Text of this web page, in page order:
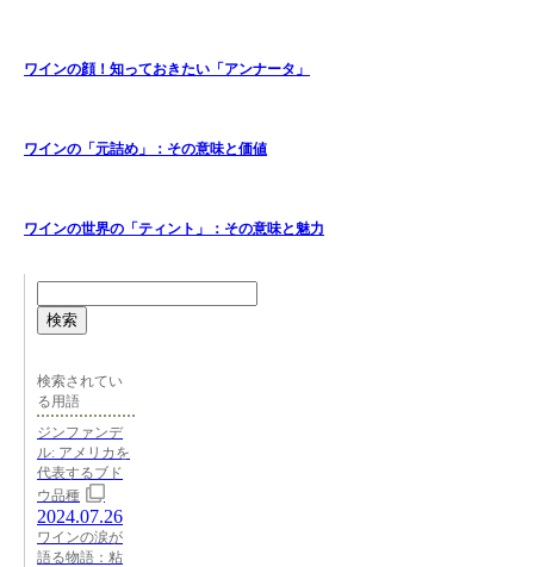
ワインの顔！知っておきたい「アンナータ」
ワインの「元詰め」：その意味と価値
ワインの世界の「ティント」：その意味と魅力
検索
検索されてい
る用語
ジンファンデ
ル: アメリカを
代表するブド
ウ品種
2024.07.26
ワインの涙が
語る物語：粘